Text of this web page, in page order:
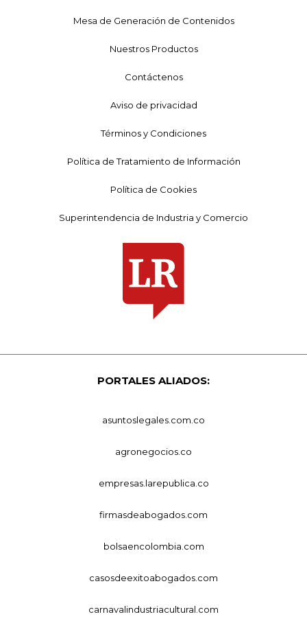
Mesa de Generación de Contenidos
Nuestros Productos
Contáctenos
Aviso de privacidad
Términos y Condiciones
Política de Tratamiento de Información
Política de Cookies
Superintendencia de Industria y Comercio
PORTALES ALIADOS:
asuntoslegales.com.co
agronegocios.co
empresas.larepublica.co
firmasdeabogados.com
bolsaencolombia.com
casosdeexitoabogados.com
carnavalindustriacultural.com